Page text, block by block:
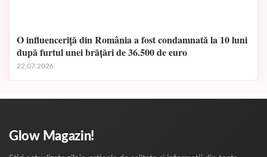
O influenceriță din România a fost condamnată la 10 luni
după furtul unei brățări de 36.500 de euro
22.07.2026
Glow Magazin!